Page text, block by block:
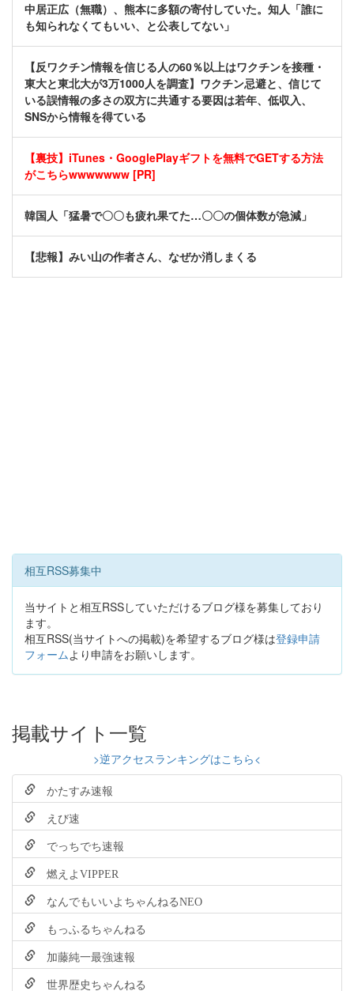
中居正広（無職）、熊本に多額の寄付していた。知人「誰に
も知られなくてもいい、と公表してない」
【反ワクチン情報を信じる人の60％以上はワクチンを接種・
東大と東北大が3万1000人を調査】ワクチン忌避と、信じて
いる誤情報の多さの双方に共通する要因は若年、低収入、
SNSから情報を得ている
【裏技】iTunes・GooglePlayギフトを無料でGETする方法
がこちらwwwwwww [PR]
韓国人「猛暑で〇〇も疲れ果てた…〇〇の個体数が急減」
【悲報】みい山の作者さん、なぜか消しまくる
相互RSS募集中
当サイトと相互RSSしていただけるブログ様を募集しており
ます。
相互RSS(当サイトへの掲載)を希望するブログ様は登録申請
フォームより申請をお願いします。
掲載サイト一覧
>逆アクセスランキングはこちら<
かたすみ速報
えび速
でっちでち速報
燃えよVIPPER
なんでもいいよちゃんねるNEO
もっふるちゃんねる
加藤純一最強速報
世界歴史ちゃんねる